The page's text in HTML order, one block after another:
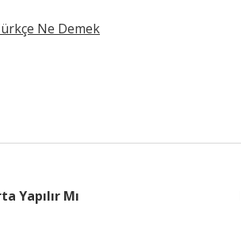
Ne Demek
Yapılır Mı